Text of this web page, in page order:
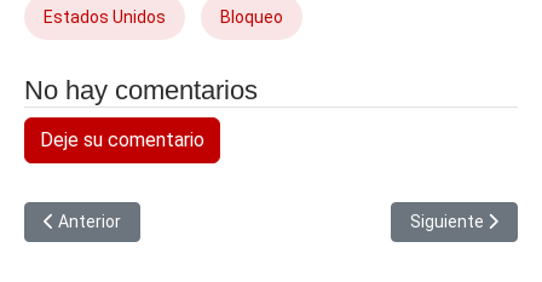
Estados Unidos Bloqueo
No hay comentarios
Deje su comentario
Artículo anterior: Médicos brasileños formados en Cuba
Anterior Artículo
Siguiente